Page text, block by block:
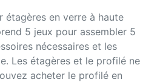
en verre à haute
5 jeux pour assembler 5
nécessaires et les
Les étagères et le profilé ne
acheter le profilé en